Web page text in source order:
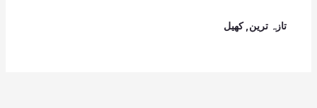
تازہ ترین ,کھیل